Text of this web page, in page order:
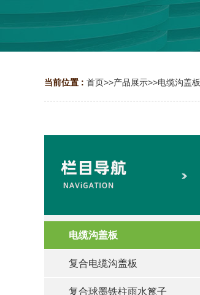
当前位置 : 首页>>产品展示>>电缆沟盖板
电缆沟盖板
复合电缆沟盖板
复合球墨铁柱雨水篦子